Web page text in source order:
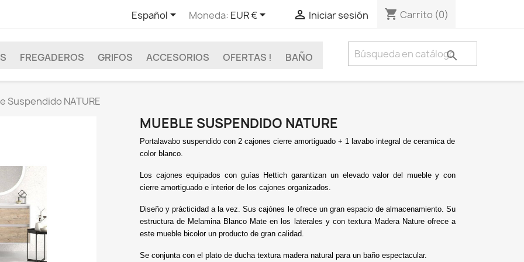
Español Moneda: EUR €  Iniciar sesión shopping_cart Carrito (0)
FREGADEROS GRIFOS ACCESORIOS OFERTAS ! BAÑO 
Suspendido NATURE
MUEBLE SUSPENDIDO NATURE
Portalavabo suspendido con 2 cajones cierre amortiguado + 1 lavabo integral de ceramica de
color blanco.
Los cajones equipados con guías Hettich garantizan un elevado valor del mueble y con
cierre amortiguado e interior de los cajones organizados.
Diseño y prácticidad a la vez. Sus cajónes le ofrece un gran espacio de almacenamiento. Su
estructura de Melamina Blanco Mate en los laterales y con textura Madera Nature ofrece a
este mueble bicolorun producto de gran calidad.
Se conjunta con el plato de ducha textura madera natural para un baño espectacular.